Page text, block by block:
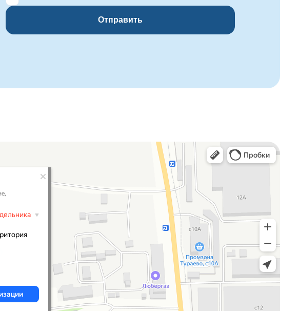
Отправить